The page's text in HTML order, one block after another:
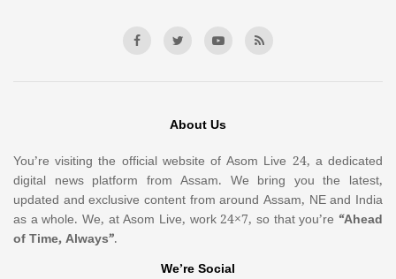
About Us
You’re visiting the official website of Asom Live 24, a dedicated
digital news platform from Assam. We bring you the latest,
updated and exclusive content from around Assam, NE and India
as a whole. We, at Asom Live, work 24×7, so that you’re “Ahead
of Time, Always”.
We’re Social